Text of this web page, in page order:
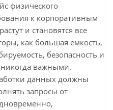
физического
к корпоративным
и становятся все
как большая емкость,
безопасность и
никогда важными.
данных должны
запросы от